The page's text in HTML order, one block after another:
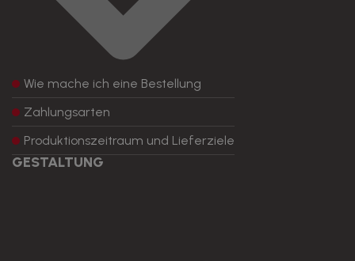
Wie mache ich eine Bestellung
Zahlungsarten
Produktionszeitraum und Lieferziele
GESTALTUNG